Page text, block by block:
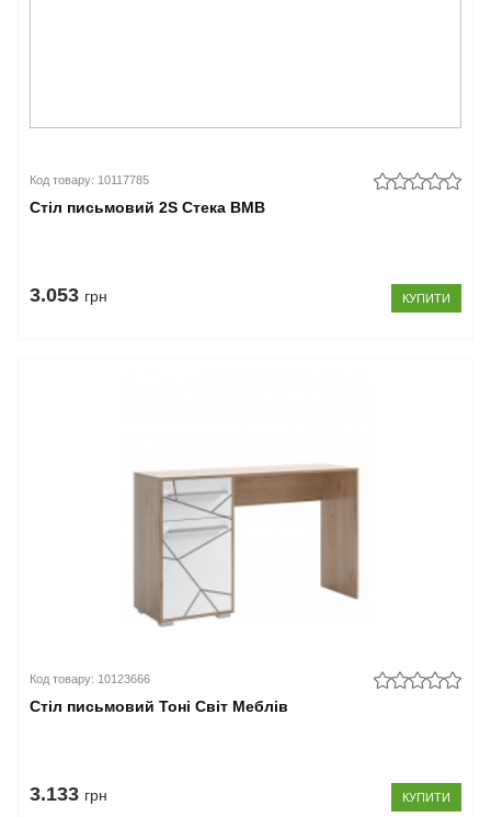
Код товару: 10117785
Стіл письмовий 2S Стека ВМВ
3.053 грн КУПИТИ
Код товару: 10123666
Стіл письмовий Тоні Світ Меблів
3.133 грн КУПИТИ